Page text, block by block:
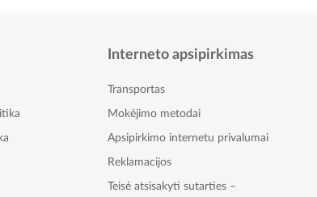
Interneto apsipirkimas
Transportas
Mokėjimo metodai
Apsipirkimo internetu privalumai
Reklamacijos
Teisė atsisakyti sutarties –